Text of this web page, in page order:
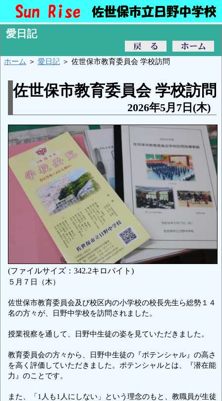
愛日記
ホーム ＞ 愛日記 ＞ 佐世保市教育委員会 学校訪問
佐世保市教育委員会 学校訪問
2026年5月7日(木)
(ファイルサイズ：342.2キロバイト)
５月７日（木）
佐世保市教育委員会及び校区内の小学校の校長先生ら総勢１４
名の方々が、日野中学校を訪問されました。
授業視察を通して、日野中生徒の姿を見ていただきました。
教育委員会の方々から、日野中生徒の『ポテンシャル』の高さ
を高く評価していただきました。ポテンシャルとは、『潜在能
力』のことです。
また、「1人も1人にしない」という理念のもと、教職員が生徒